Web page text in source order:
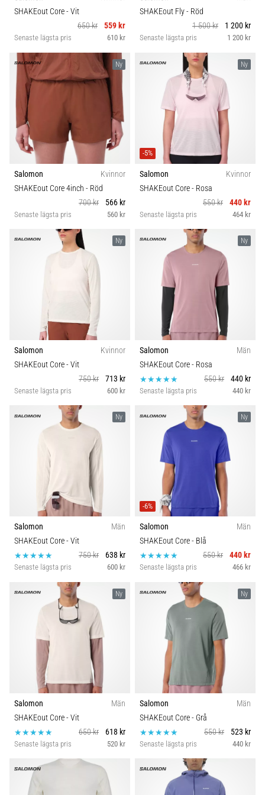
SHAKEout Core- Vit
650 kr
559 kr
Senaste lägsta pris 610 kr
SHAKEout Fly- Röd
1 500 kr
1 200 kr
Senaste lägsta pris 1 200 kr
Ny
Salomon
Kvinnor
SHAKEout Core 4inch - Röd
700 kr
566 kr
Senaste lägsta pris 560 kr
Ny
-5%
Salomon
Kvinnor
SHAKEout Core- Rosa
550 kr
440 kr
Senaste lägsta pris 464 kr
Ny
Salomon
Kvinnor
SHAKEout Core- Vit
750 kr
713 kr
Senaste lägsta pris 600 kr
Ny
Salomon
Män
SHAKEout Core- Rosa
550 kr
440 kr
Senaste lägsta pris 440 kr
Ny
Salomon
Män
SHAKEout Core- Vit
750 kr
638 kr
Senaste lägsta pris 600 kr
Ny
-6%
Salomon
Män
SHAKEout Core- Blå
550 kr
440 kr
Senaste lägsta pris 466 kr
Ny
Salomon
Män
SHAKEout Core- Vit
650 kr
618 kr
Senaste lägsta pris 520 kr
Ny
Salomon
Män
SHAKEout Core- Grå
550 kr
523 kr
Senaste lägsta pris 440 kr